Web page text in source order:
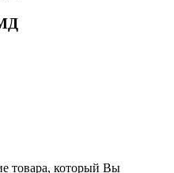
товара, который Вы